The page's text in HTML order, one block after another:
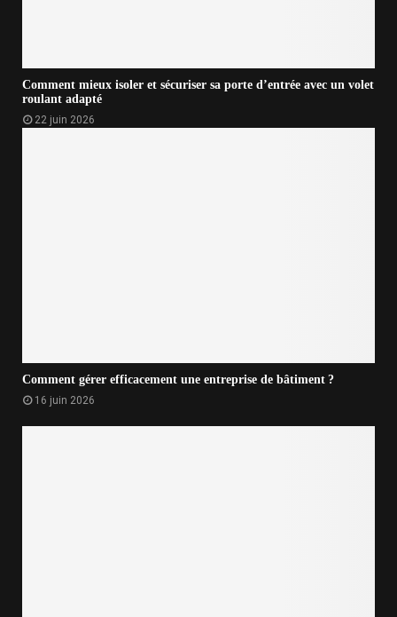
Comment mieux isoler et sécuriser sa porte d’entrée avec un volet
roulant adapté
22 juin 2026
Comment gérer efficacement une entreprise de bâtiment ?
16 juin 2026